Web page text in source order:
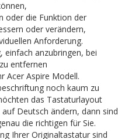
oder die Funktion der
oder verändern,
Anforderung.
einfach anzubringen, bei
entfernen
Acer Aspire Modell.
noch kaum zu
das Tastaturlayout
Deutsch ändern, dann sind
die richtigen für Sie.
Ihrer Originaltastatur sind